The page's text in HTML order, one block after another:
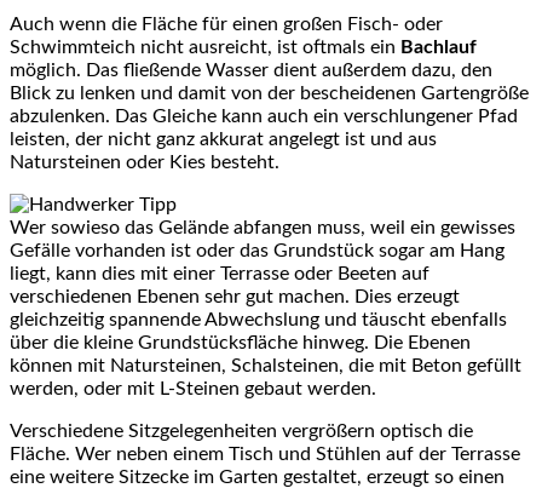
Auch wenn die Fläche für einen großen Fisch- oder
Schwimmteich nicht ausreicht, ist oftmals ein Bachlauf
möglich. Das fließende Wasser dient außerdem dazu, den
Blick zu lenken und damit von der bescheidenen Gartengröße
abzulenken. Das Gleiche kann auch ein verschlungener Pfad
leisten, der nicht ganz akkurat angelegt ist und aus
Natursteinen oder Kies besteht.
Wer sowieso das Gelände abfangen muss, weil ein gewisses
Gefälle vorhanden ist oder das Grundstück sogar am Hang
liegt, kann dies mit einer Terrasse oder Beeten auf
verschiedenen Ebenen sehr gut machen. Dies erzeugt
gleichzeitig spannende Abwechslung und täuscht ebenfalls
über die kleine Grundstücksfläche hinweg. Die Ebenen
können mit Natursteinen, Schalsteinen, die mit Beton gefüllt
werden, oder mit L-Steinen gebaut werden.
Verschiedene Sitzgelegenheiten vergrößern optisch die
Fläche. Wer neben einem Tisch und Stühlen auf der Terrasse
eine weitere Sitzecke im Garten gestaltet, erzeugt so einen